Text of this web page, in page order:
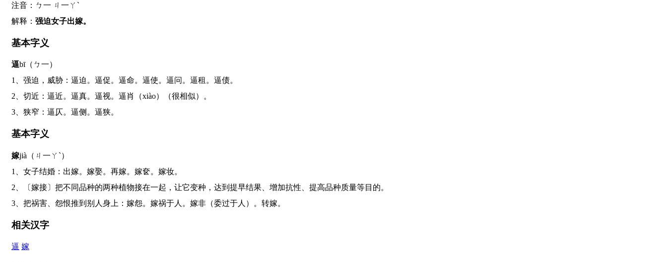
注音：ㄅ一 ㄐ一ㄚˋ
解释： 强迫女子出嫁。
基本字义
逼bī（ㄅ一）
1、强迫，威胁：逼迫。逼促。逼命。逼使。逼问。逼租。逼债。
2、切近：逼近。逼真。逼视。逼肖（xiào）（很相似）。
3、狭窄：逼仄。逼侧。逼狭。
基本字义
嫁jià（ㄐ一ㄚˋ）
1、女子结婚：出嫁。嫁娶。再嫁。嫁奁。嫁妆。
2、〔嫁接〕把不同品种的两种植物接在一起，让它变种，达到提早结果、增加抗性、提高品种质量等目的。
3、把祸害、怨恨推到别人身上：嫁怨。嫁祸于人。嫁非（委过于人）。转嫁。
相关汉字
逼 嫁